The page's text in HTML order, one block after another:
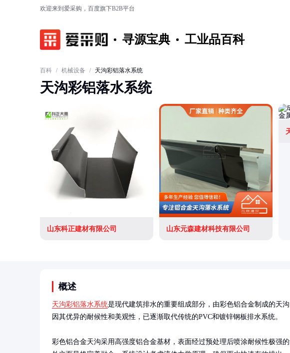
欢迎来到爱采购，百度旗下B2B平台
寻源宝典 工业品百科
百科 / 机械设备 / 天沟彩铝落水系统
天沟彩铝落水系统
山东科正建材有限公司 山东元森建材科技有限公司
概述
天沟彩铝落水系统是现代建筑排水的重要组成部分，由彩色铝合金制成的天
因其优异的耐候性和美观性，已逐渐取代传统的PVC和镀锌钢板排水系统。
彩色铝合金天沟采用高强度铝合金基材，表面经过预处理后喷涂耐候性极强